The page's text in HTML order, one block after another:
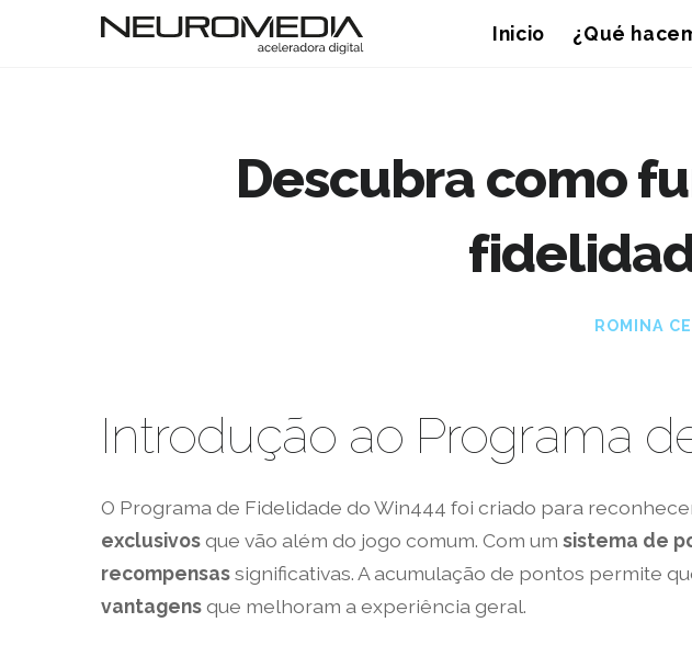
Inicio ¿Qué
Descubra como
ROMINA
Introdução ao Programa
O Programa de Fidelidade do Win444 foi criado para
exclusivosque vão além do jogo comum. Com um sistema de
recompensassignificativas. A acumulação de pontos permite
vantagensque melhoram a experiência geral.